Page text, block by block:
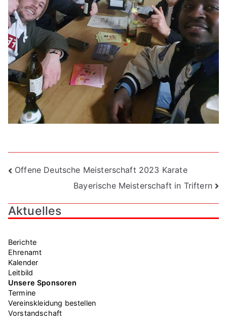
Beitragsnavigation
Offene Deutsche Meisterschaft 2023 Karate
Bayerische Meisterschaft in Triftern
Aktuelles
Berichte
Ehrenamt
Kalender
Leitbild
Unsere Sponsoren
Termine
Vereinskleidung bestellen
Vorstandschaft